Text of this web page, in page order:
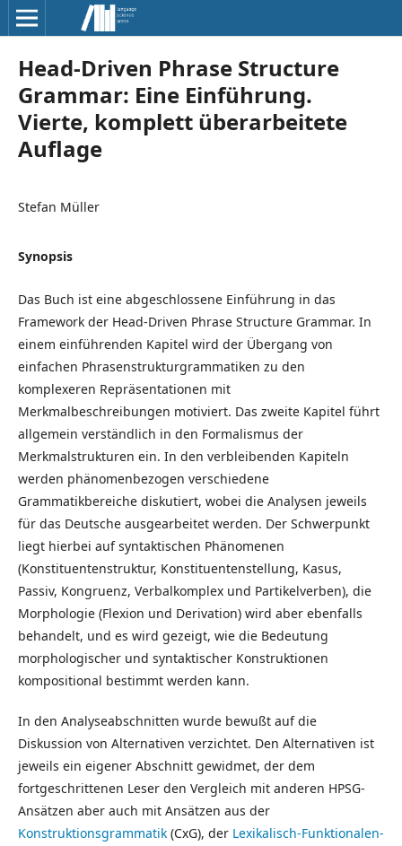
Head-Driven Phrase Structure
Grammar: Eine Einführung.
Vierte, komplett überarbeitete
Auflage
Stefan Müller
Synopsis
Das Buch ist eine abgeschlossene Einführung in das
Framework der Head-Driven Phrase Structure Grammar. In
einem einführenden Kapitel wird der Übergang von
einfachen Phrasenstrukturgrammatiken zu den
komplexeren Repräsentationen mit
Merkmalbeschreibungen motiviert. Das zweite Kapitel führt
allgemein verständlich in den Formalismus der
Merkmalstrukturen ein. In den verbleibenden Kapiteln
werden phänomenbezogen verschiedene
Grammatikbereiche diskutiert, wobei die Analysen jeweils
für das Deutsche ausgearbeitet werden. Der Schwerpunkt
liegt hierbei auf syntaktischen Phänomenen
(Konstituentenstruktur, Konstituentenstellung, Kasus,
Passiv, Kongruenz, Verbalkomplex und Partikelverben), die
Morphologie (Flexion und Derivation) wird aber ebenfalls
behandelt, und es wird gezeigt, wie die Bedeutung
morphologischer und syntaktischer Konstruktionen
kompositional bestimmt werden kann.
In den Analyseabschnitten wurde bewußt auf die
Diskussion von Alternativen verzichtet. Den Alternativen ist
jeweils ein eigener Abschnitt gewidmet, der dem
fortgeschrittenen Leser den Vergleich mit anderen HPSG-
Ansätzen aber auch mit Ansätzen aus der
Konstruktionsgrammatik (CxG), der Lexikalisch-Funktionalen-